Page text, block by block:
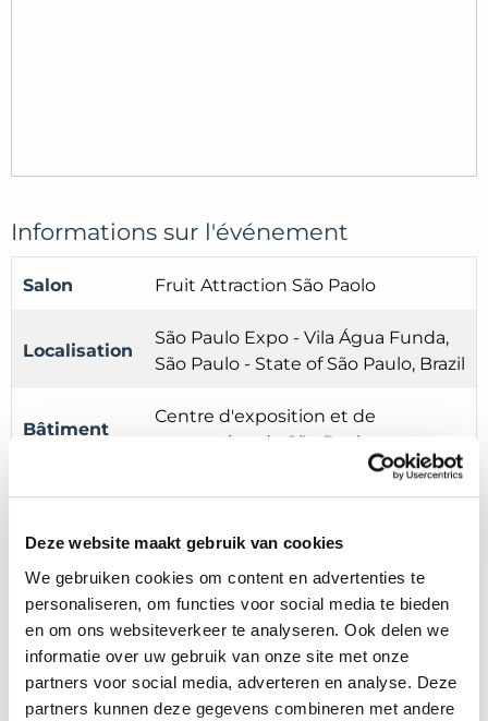
Deze website maakt gebruik van cookies
We gebruiken cookies om content en advertenties te
personaliseren, om functies voor social media te bieden
en om ons websiteverkeer te analyseren. Ook delen we
informatie over uw gebruik van onze site met onze
partners voor social media, adverteren en analyse. Deze
partners kunnen deze gegevens combineren met andere
Informations sur l'événement
Salon Fruit Attraction São Paolo
Localisation
São Paulo Expo - Vila Água Funda,
São Paulo - State of São Paulo, Brazil
Bâtiment
Centre d'exposition et de
convention de São Paulo
Stand A114 & A116
Date 24/03/2026 - 26/03/2026
Plus d'expositions